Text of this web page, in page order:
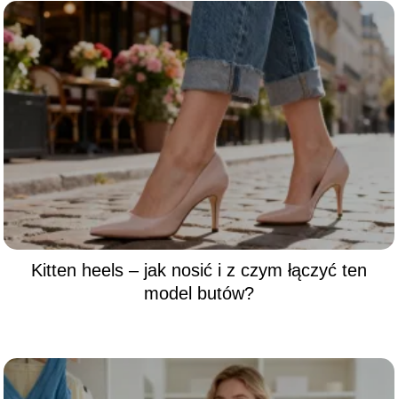
Kitten heels – jak nosić i z czym łączyć ten
model butów?